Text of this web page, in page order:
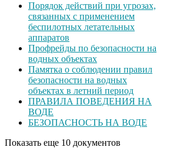
Порядок действий при угрозах,
связанных с применением
беспилотных летательных
аппаратов
Профрейды по безопасности на
водных объектах
Памятка о соблюдении правил
безопасности на водных
объектах в летний период
ПРАВИЛА ПОВЕДЕНИЯ НА
ВОДЕ
БЕЗОПАСНОСТЬ НА ВОДЕ
Показать еще 10 документов